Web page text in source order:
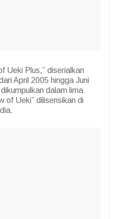
Ueki Plus,” diserialkan
April 2005 hingga Juni
dalam lima
of Ueki” dilisensikan di